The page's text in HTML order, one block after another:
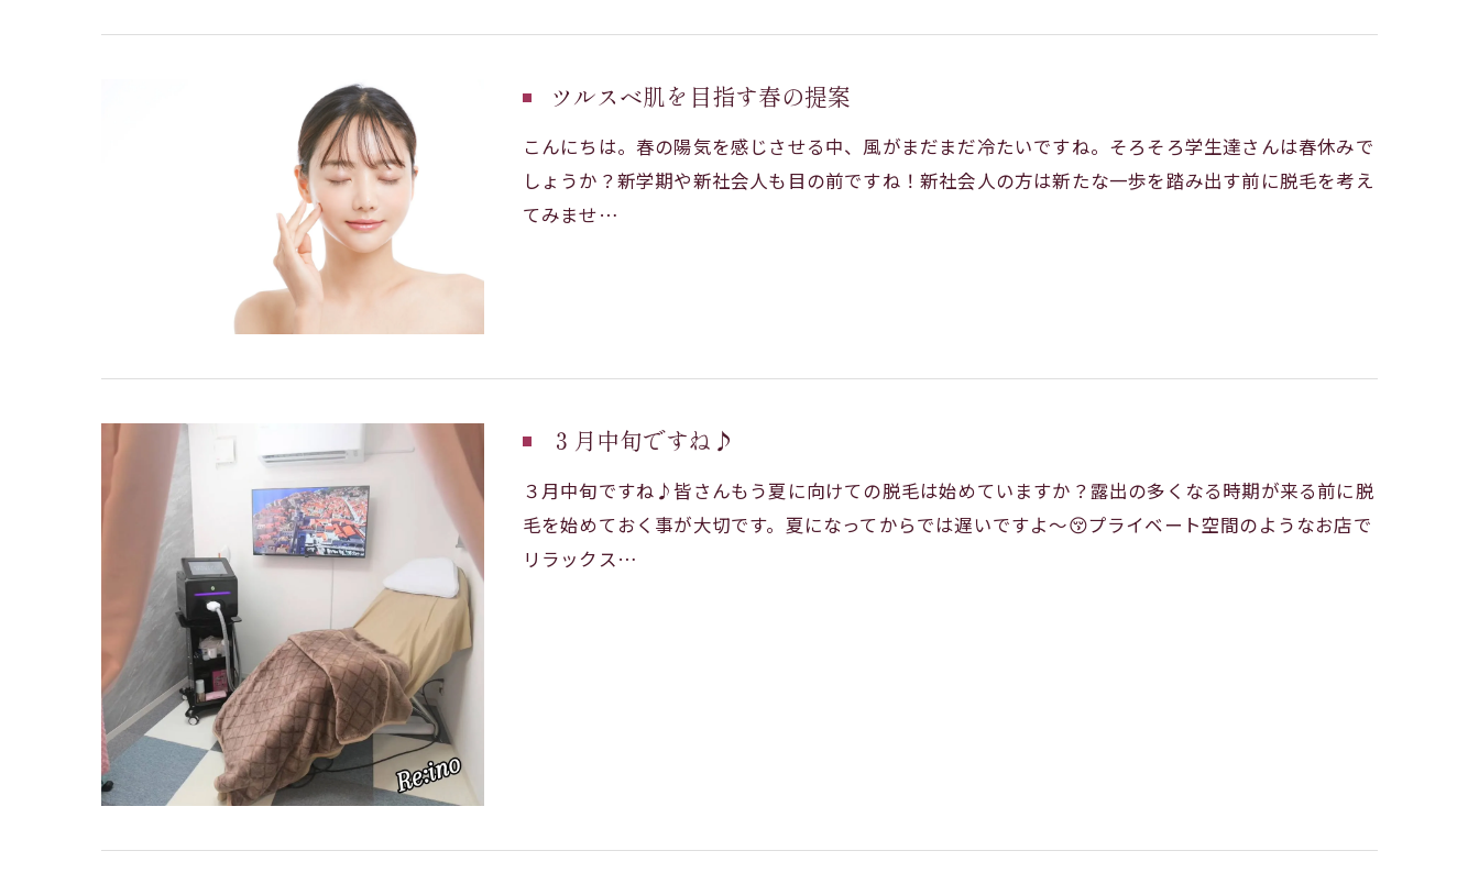
ツルスベ肌を目指す春の提案
こんにちは。春の陽気を感じさせる中、風がまだまだ冷たいですね。そろそろ学生達さんは春休みで
しょうか？新学期や新社会人も目の前ですね！新社会人の方は新たな一歩を踏み出す前に脱毛を考え
てみませ…
３月中旬ですね♪
３月中旬ですね♪皆さんもう夏に向けての脱毛は始めていますか？露出の多くなる時期が来る前に脱
毛を始めておく事が大切です。夏になってからでは遅いですよ〜😚プライベート空間のようなお店で
リラックス…